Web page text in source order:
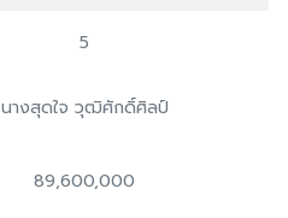
5
นางสุดใจ วุฒิศักดิ์ศิลป์
89,600,000